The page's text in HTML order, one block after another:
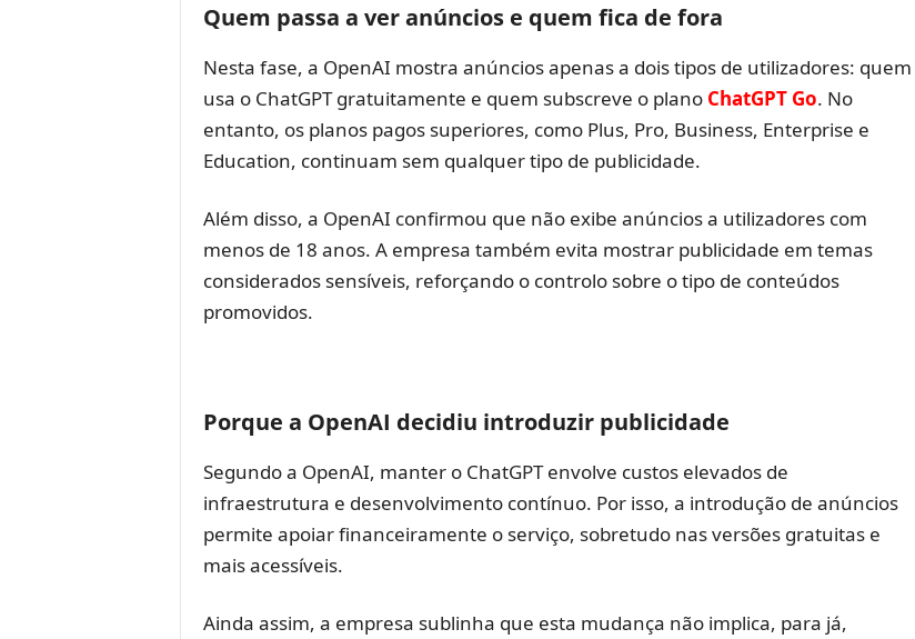
Quem passa a ver anúncios e quem fica de fora
Nesta fase, a OpenAI mostra anúncios apenas a dois tipos de utilizadores: quem
usa o ChatGPT gratuitamente e quem subscreve o plano ChatGPT Go. No
entanto, os planos pagos superiores, como Plus, Pro, Business, Enterprise e
Education, continuam sem qualquer tipo de publicidade.
Além disso, a OpenAI confirmou que não exibe anúncios a utilizadores com
menos de 18 anos. A empresa também evita mostrar publicidade em temas
considerados sensíveis, reforçando o controlo sobre o tipo de conteúdos
promovidos.
Porque a OpenAI decidiu introduzir publicidade
Segundo a OpenAI, manter o ChatGPT envolve custos elevados de
infraestrutura e desenvolvimento contínuo. Por isso, a introdução de anúncios
permite apoiar financeiramente o serviço, sobretudo nas versões gratuitas e
mais acessíveis.
Ainda assim, a empresa sublinha que esta mudança não implica, para já,